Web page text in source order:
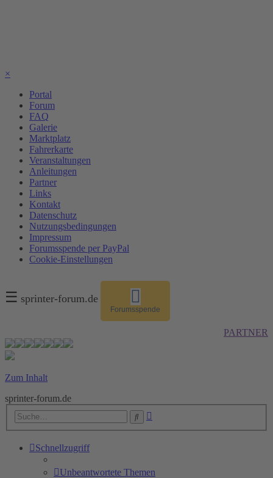
×
Portal
Forum
FAQ
Galerie
Marktplatz
Fahrerkarte
Veranstaltungen
Anleitungen
Partner
Links
Kontakt
Datenschutz
Nutzungsbedingungen
Impressum
Forumsspende per PayPal
Cookie-Einstellungen
☰ sprinter-forum.de
Forumsspende
PARTNER
Zum Inhalt
sprinter-forum.de
Suche
Schnellzugriff
Unbeantwortete Themen